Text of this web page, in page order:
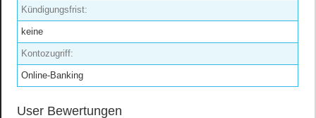
Kündigungsfrist:
keine
Kontozugriff:
Online-Banking
User Bewertungen